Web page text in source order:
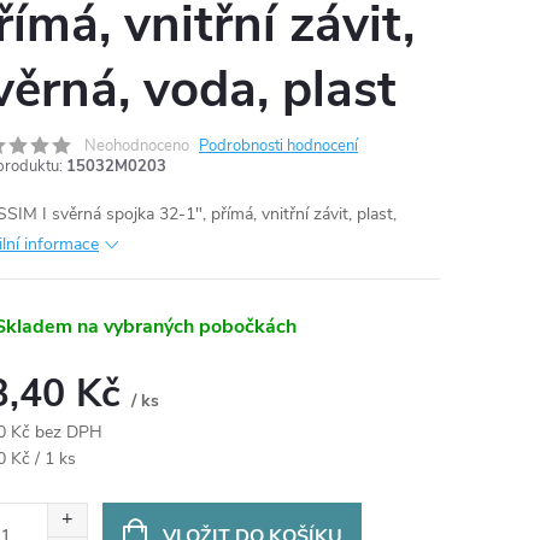
vnitřní závit,
voda, plast
Neohodnoceno Podrobnosti hodnocení
15032M0203
I svěrná spojka 32-1", přímá, vnitřní závit, plast,
informace
na vybraných pobočkách
Kč / ks
Kč bez DPH
Kč / 1 ks